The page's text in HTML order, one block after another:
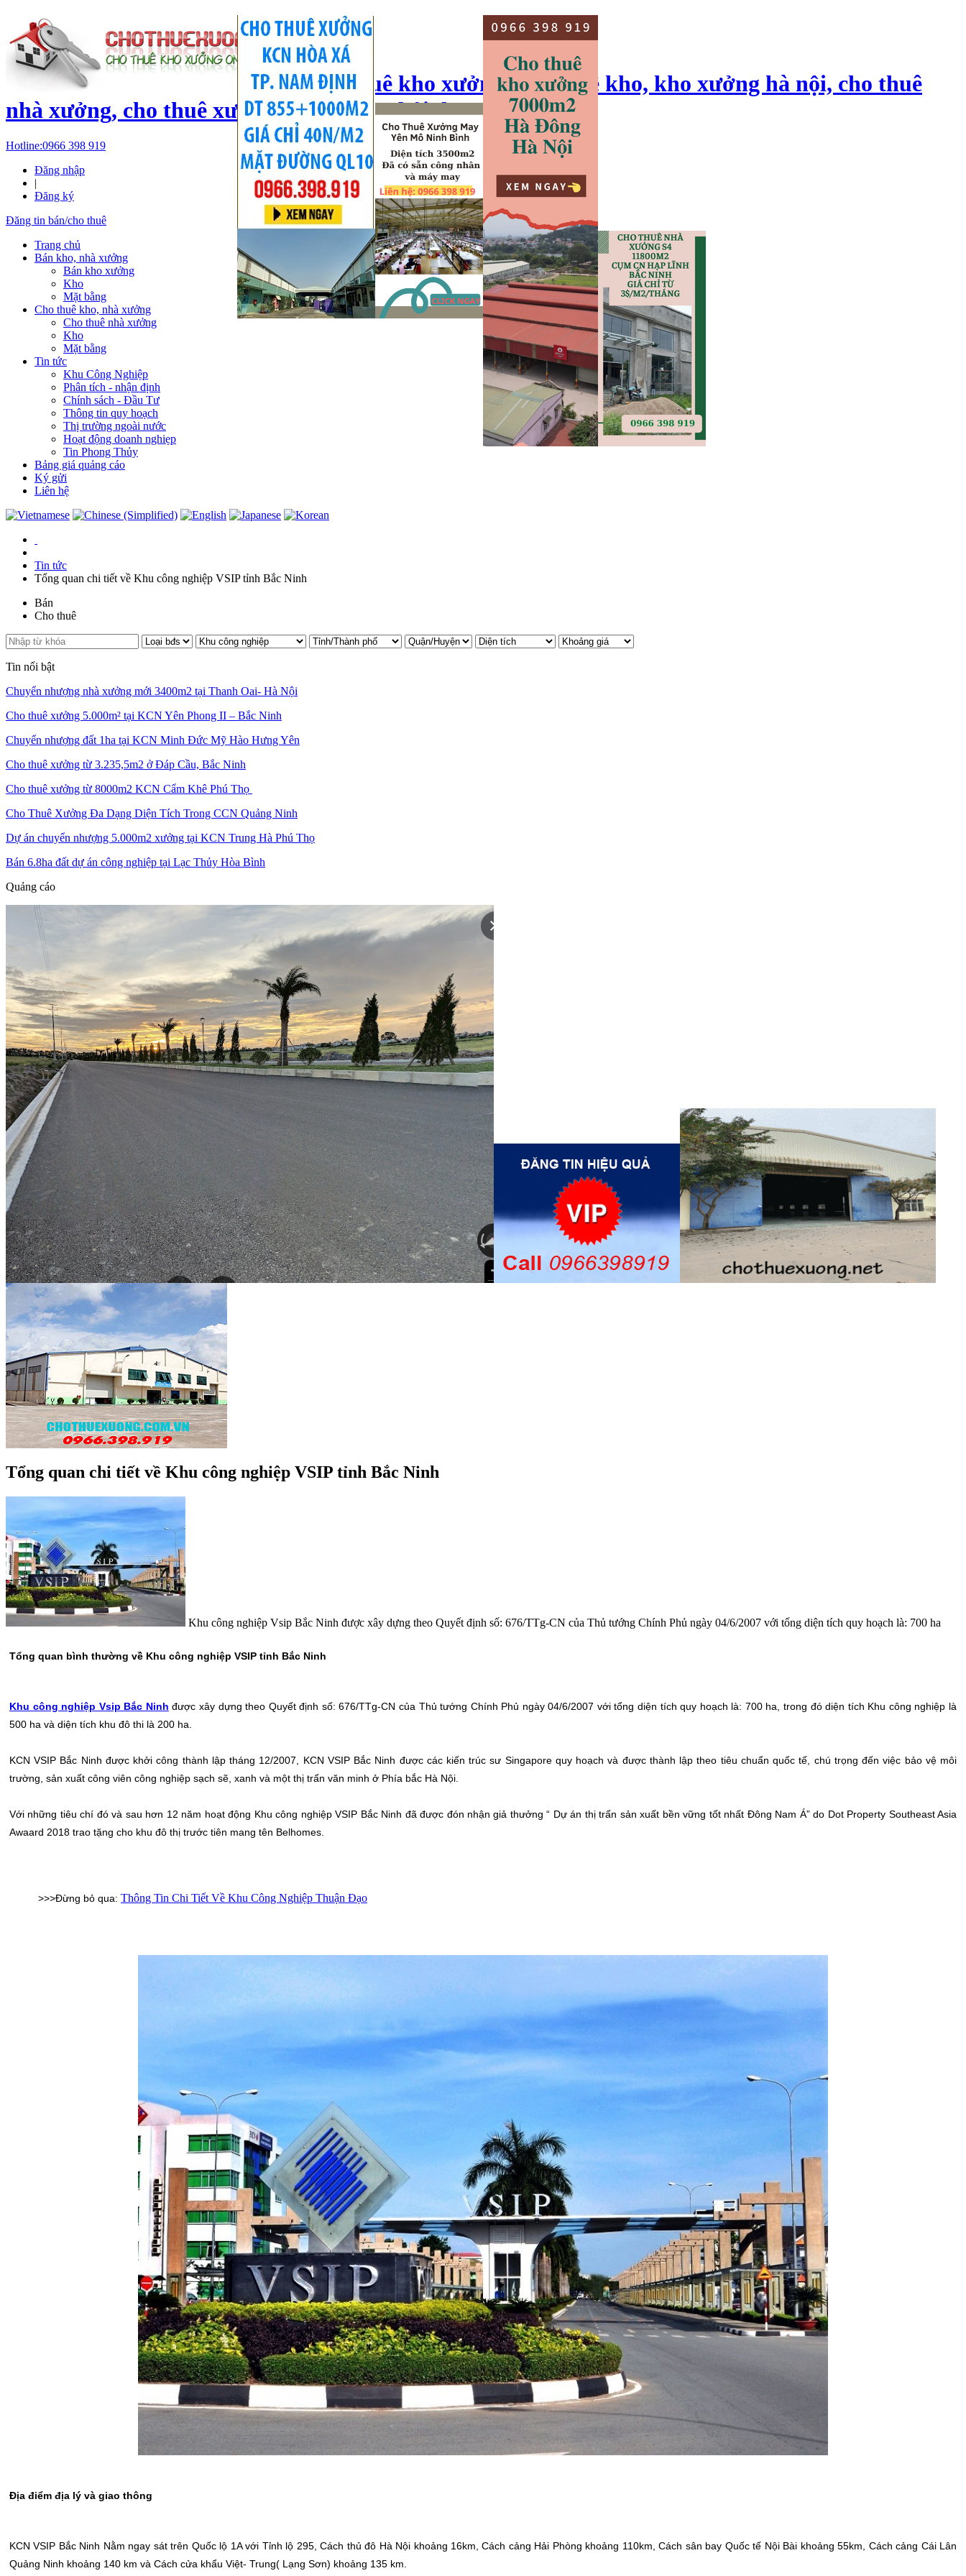
cho thuê kho xưởng, cho thuê kho, kho xưởng hà nội, cho thuê
nhà xưởng, cho thuê xưởng, kho xưởng hải dương
Hotline:0966 398 919
Đăng nhập
|
Đăng ký
Đăng tin bán/cho thuê
Trang chủ
Bán kho, nhà xưởng
Bán kho xưởng
Kho
Mặt bằng
Cho thuê kho, nhà xưởng
Cho thuê nhà xưởng
Kho
Mặt bằng
Tin tức
Khu Công Nghiệp
Phân tích - nhận định
Chính sách - Đầu Tư
Thông tin quy hoạch
Thị trường ngoài nước
Hoạt động doanh nghiẹp
Tin Phong Thủy
Bảng giá quảng cáo
Ký gửi
Liên hệ
Tin tức
Tổng quan chi tiết về Khu công nghiệp VSIP tỉnh Bắc Ninh
Bán
Cho thuê
Tin nổi bật
Chuyển nhượng nhà xưởng mới 3400m2 tại Thanh Oai- Hà Nội
Cho thuê xưởng 5.000m² tại KCN Yên Phong II – Bắc Ninh
Chuyển nhượng đất 1ha tại KCN Minh Đức Mỹ Hào Hưng Yên
Cho thuê xưởng từ 3.235,5m2 ở Đáp Cầu, Bắc Ninh
Cho thuê xưởng từ 8000m2 KCN Cẩm Khê Phú Thọ
Cho Thuê Xưởng Đa Dạng Diện Tích Trong CCN Quảng Ninh
Dự án chuyển nhượng 5.000m2 xưởng tại KCN Trung Hà Phú Thọ
Bán 6.8ha đất dự án công nghiệp tại Lạc Thủy Hòa Bình
Quảng cáo
Tổng quan chi tiết về Khu công nghiệp VSIP tỉnh Bắc Ninh
Khu công nghiệp Vsip Bắc Ninh được xây dựng theo Quyết định số: 676/TTg-CN của Thủ tướng Chính Phủ ngày 04/6/2007 với tổng diện tích quy hoạch là: 700 ha
Tổng quan bình thường về Khu công nghiệp VSIP tỉnh Bắc Ninh
Khu công nghiệp Vsip Bắc Ninh được xây dựng theo Quyết định số: 676/TTg-CN của Thủ tướng Chính Phủ ngày 04/6/2007 với tổng diện tích quy hoạch là: 700 ha, trong đó diện tích Khu công nghiệp là
500 ha và diện tích khu đô thi là 200 ha.
KCN VSIP Bắc Ninh được khởi công thành lập tháng 12/2007, KCN VSIP Bắc Ninh được các kiến trúc sư Singapore quy hoạch và được thành lập theo tiêu chuẩn quốc tế, chú trọng đến việc bảo vệ môi
trường, sản xuất công viên công nghiệp sạch sẽ, xanh và một thị trấn văn minh ở Phía bắc Hà Nội.
Với những tiêu chí đó và sau hơn 12 năm hoạt động Khu công nghiệp VSIP Bắc Ninh đã được đón nhận giả thưởng “ Dự án thị trấn sản xuất bền vững tốt nhất Đông Nam Á” do Dot Property Southeast Asia
Awaard 2018 trao tặng cho khu đô thị trước tiên mang tên Belhomes.
>>>Đừng bỏ qua: Thông Tin Chi Tiết Về Khu Công Nghiệp Thuận Đạo
Địa điểm địa lý và giao thông
KCN VSIP Bắc Ninh Nằm ngay sát trên Quốc lộ 1A với Tỉnh lộ 295, Cách thủ đô Hà Nội khoảng 16km, Cách cảng Hải Phòng khoảng 110km, Cách sân bay Quốc tế Nội Bài khoảng 55km, Cách cảng Cái Lân
Quảng Ninh khoảng 140 km và Cách cửa khẩu Việt- Trung( Lạng Sơn) khoảng 135 km.